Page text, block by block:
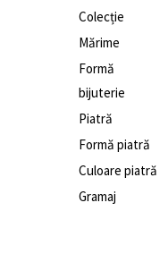
Colecție
Mărime
Formă
bijuterie
Piatră
Formă piatră
Culoare piatră
Gramaj